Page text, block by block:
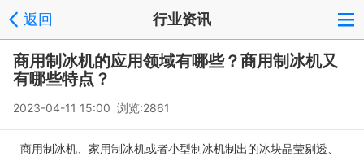
返回 行业资讯
商用制冰机的应用领域有哪些？商用制冰机又
有哪些特点？
2023-04-11 15:00 浏览:2861
商用制冰机、家用制冰机或者小型制冰机制出的冰块晶莹剔透、